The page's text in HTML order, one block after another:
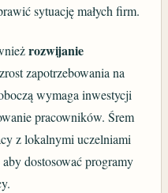
sytuację małych firm.
rozwijanie
zapotrzebowania na
wymaga inwestycji
pracowników. Śrem
z lokalnymi uczelniami
dostosować programy